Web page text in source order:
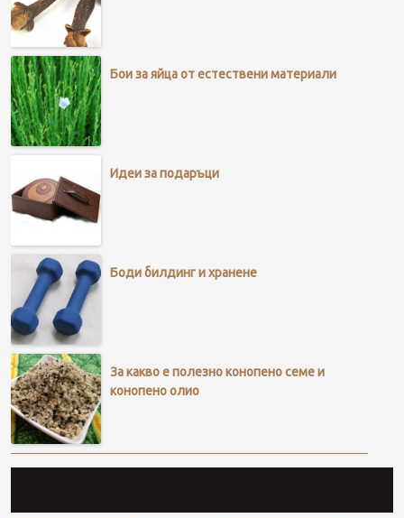
Бои за яйца от естествени материали
Идеи за подаръци
Боди билдинг и хранене
За какво е полезно конопено семе и
конопено олио